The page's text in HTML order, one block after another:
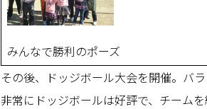
みんなで勝利のポーズ
その後、ドッジボール大会を開催。バ
非常にドッジボールは好評で、チーム